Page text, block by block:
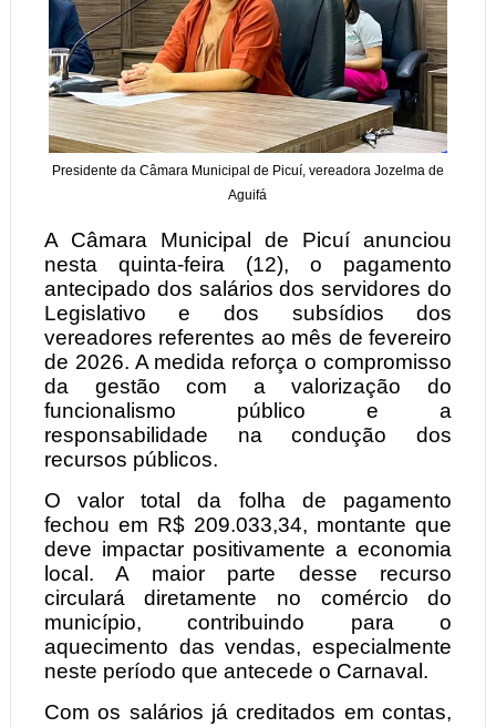
Presidente da Câmara Municipal de Picuí, vereadora Jozelma de
Aguifá
A Câmara Municipal de Picuí anunciou
nesta quinta-feira (12), o pagamento
antecipado dos salários dos servidores do
Legislativo e dos subsídios dos
vereadores referentes ao mês de fevereiro
de 2026. A medida reforça o compromisso
da gestão com a valorização do
funcionalismo público e a
responsabilidade na condução dos
recursos públicos.
O valor total da folha de pagamento
fechou em R$ 209.033,34, montante que
deve impactar positivamente a economia
local. A maior parte desse recurso
circulará diretamente no comércio do
município, contribuindo para o
aquecimento das vendas, especialmente
neste período que antecede o Carnaval.
Com os salários já creditados em contas,